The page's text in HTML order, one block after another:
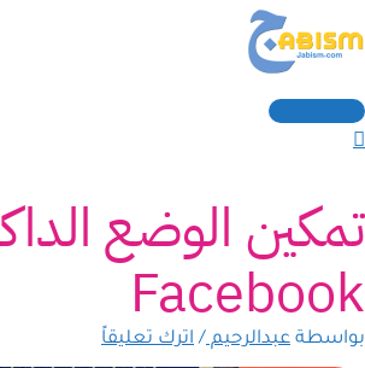
إلى
القائمة
الرئيسية
تمكين الوضع
Facebook
بواسطة عبدالرحيم/اترك تعليقاً
هنا...